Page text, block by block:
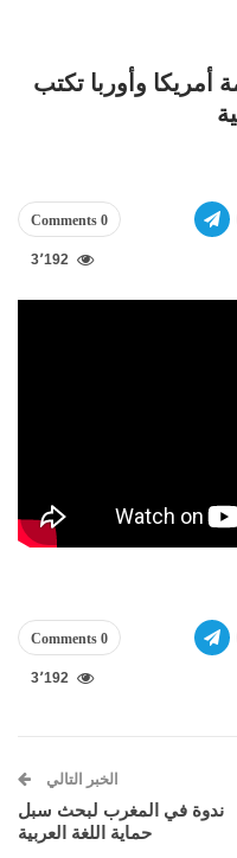
أمريكا وأوربا تكتب
0 Comments
3٬192
0 Comments
3٬192
الخبر التالي
ندوة في المغرب لبحث سبل
حماية اللغة العربية